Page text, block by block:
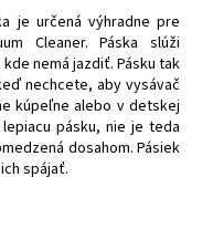
je určená výhradne pre
Cleaner. Páska slúži
nemá jazdiť. Pásku tak
nechcete, aby vysávač
kúpeľne alebo v detskej
pásku, nie je teda
dosahom. Pásiek
spájať.